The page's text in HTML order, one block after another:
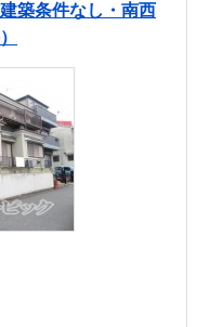
築条件なし・南西